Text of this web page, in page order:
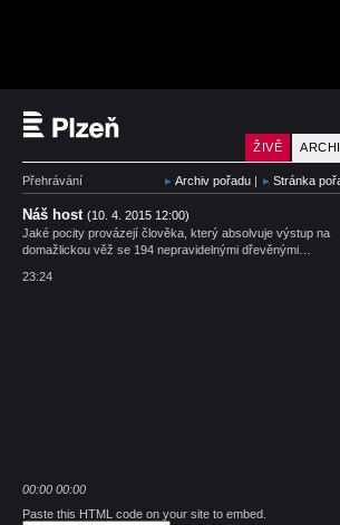
Český
ŽIVĚ
Přehrávání Archiv pořadu | Stránka
Náš host (10. 4. 2015 12:00)
Jaké pocity provázejí člověka, který absolvuje výstup na
domažlickou věž se 194 nepravidelnými dřevěnými…
23:24
00:00 00:00
Paste this HTML code on your site to embed.